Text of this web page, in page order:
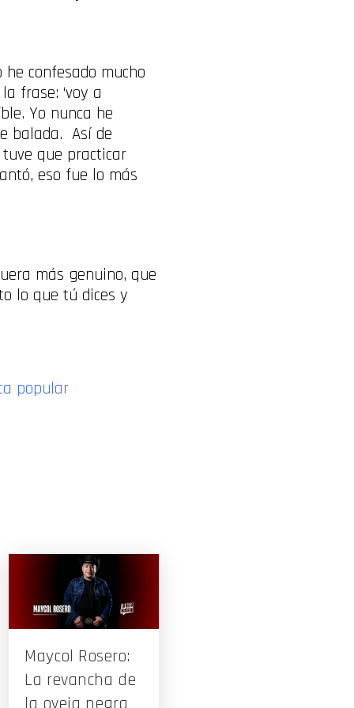
confesado mucho
frase: ‘voy a
Yo nunca he
balada. Así de
que practicar
eso fue lo más
más genuino, que
lo que tú dices y
popular
Maycol Rosero:
La revancha de